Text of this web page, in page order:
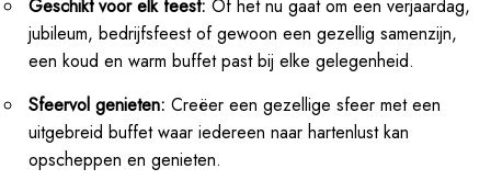
Geschikt voor elk feest: Of het nu gaat om een verjaardag,
jubileum, bedrijfsfeest of gewoon een gezellig samenzijn,
een koud en warm buffet past bij elke gelegenheid.
Sfeervol genieten: Creëer een gezellige sfeer met een
uitgebreid buffet waar iedereen naar hartenlust kan
opscheppen en genieten.